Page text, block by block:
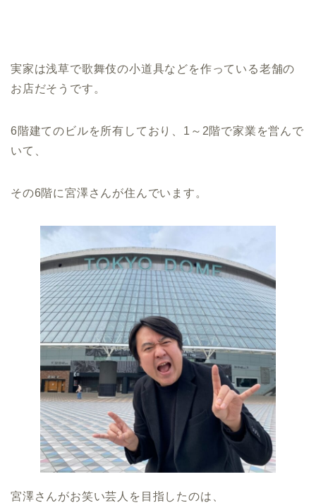
実家は浅草で歌舞伎の小道具などを作っている老舗の
お店だそうです。
6階建てのビルを所有しており、1～2階で家業を営んで
いて、
その6階に宮澤さんが住んでいます。
宮澤さんがお笑い芸人を目指したのは、